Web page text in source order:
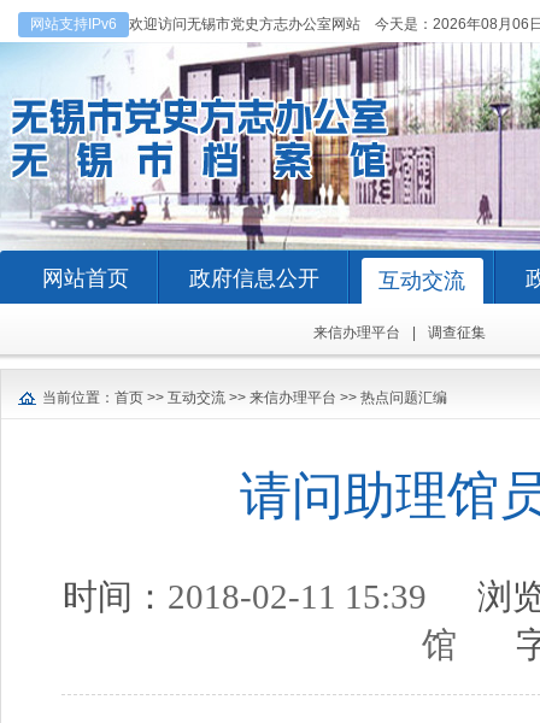
网站支持IPv6 欢迎访问无锡市党史方志办公室网站 今天是： 2026年08月06
网站首页 政府信息公开 互动交流
来信办理平台 调查征集
当前位置： 首页 >> 互动交流 >> 来信办理平台 >> 热点问题汇编
请问助理馆
时间： 2018-02-11 15:39 浏
馆